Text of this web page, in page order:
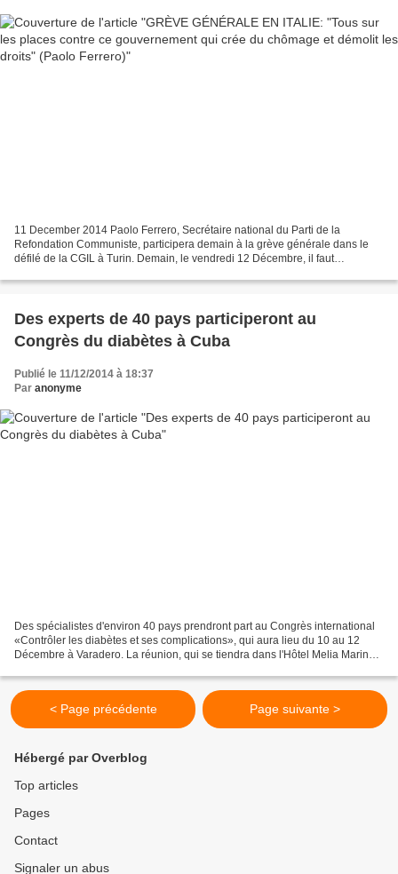
11 December 2014 Paolo Ferrero, Secrétaire national du Parti de la
Refondation Communiste, participera demain à la grève générale dans le
défilé de la CGIL à Turin. Demain, le vendredi 12 Décembre, il faut
Des experts de 40 pays participeront au
Congrès du diabètes à Cuba
Publié le 11/12/2014 à 18:37
Par anonyme
Des spécialistes d'environ 40 pays prendront part au Congrès international
«Contrôler les diabètes et ses complications», qui aura lieu du 10 au 12
Décembre à Varadero. La réunion, qui se tiendra dans l'Hôtel Melia Marina
< Page précédente Page suivante >
Hébergé par Overblog
Top articles
Pages
Contact
Signaler un abus